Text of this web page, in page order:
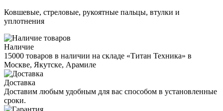
Ковшевые, стреловые, рукоятные пальцы, втулки и
уплотнения
Наличие
15000 товаров в наличии на складе «Титан Техника» в
Москве, Якутске, Арамиле
Доставка
Доставим любым удобным для вас способом в установленные
сроки.